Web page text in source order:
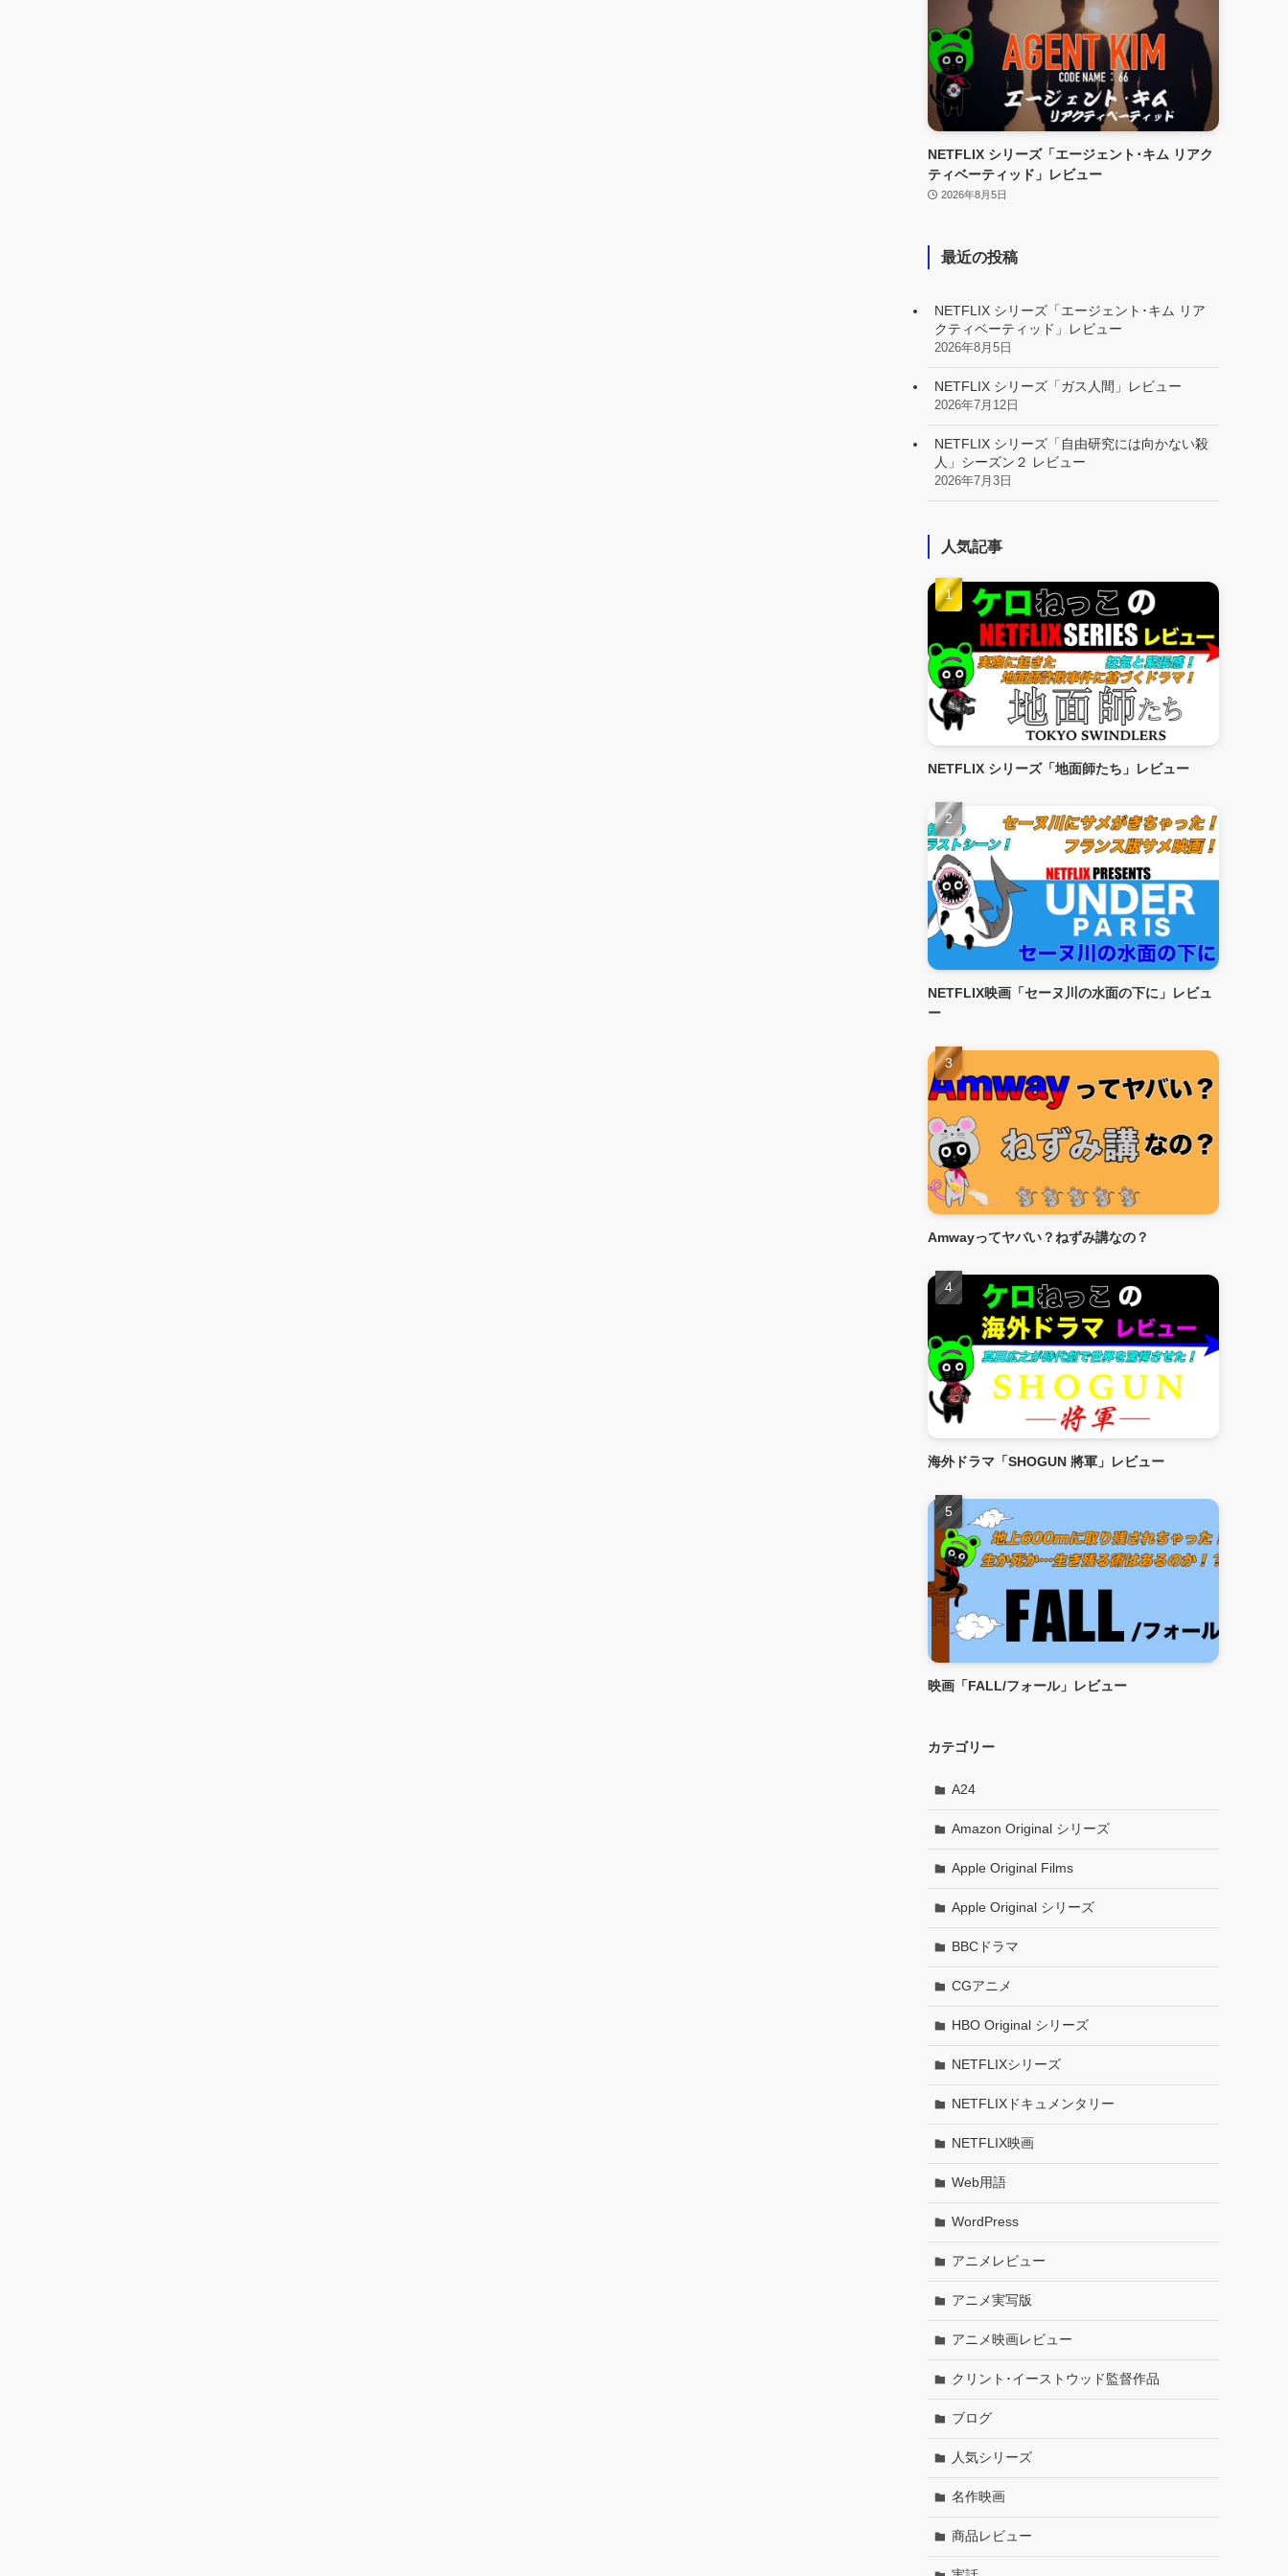
NETFLIX シリーズ「エージェント･キム リアク
ティベーティッド」レビュー
2026年8月5日
最近の投稿
NETFLIX シリーズ「エージェント･キム リア
クティベーティッド」レビュー
2026年8月5日
NETFLIX シリーズ「ガス人間」レビュー
2026年7月12日
NETFLIX シリーズ「自由研究には向かない殺
人」シーズン２ レビュー
2026年7月3日
人気記事
NETFLIX シリーズ「地面師たち」レビュー
NETFLIX映画「セーヌ川の水面の下に」レビュ
ー
Amwayってヤバい？ねずみ講なの？
海外ドラマ「SHOGUN 將軍」レビュー
映画「FALL/フォール」レビュー
カテゴリー
A24
Amazon Original シリーズ
Apple Original Films
Apple Original シリーズ
BBCドラマ
CGアニメ
HBO Original シリーズ
NETFLIXシリーズ
NETFLIXドキュメンタリー
NETFLIX映画
Web用語
WordPress
アニメレビュー
アニメ実写版
アニメ映画レビュー
クリント･イーストウッド監督作品
ブログ
人気シリーズ
名作映画
商品レビュー